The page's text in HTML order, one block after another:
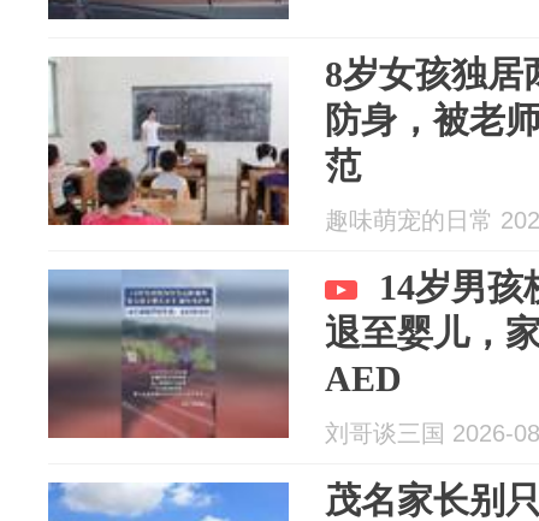
8岁女孩独居
防身，被老
范
趣味萌宠的日常
14岁男孩
退至婴儿，
AED
刘哥谈三国 2026-
茂名家长别